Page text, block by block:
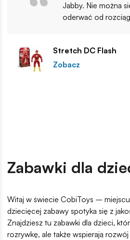
Jabby. Nie można
oderwać od
Stretch DC Flash
Zobacz
Zabawki dla
Witaj w świecie CobiToys –
dziecięcej zabawy spotyka się z
Znajdziesz tu zabawki dla dzieci,
rozrywkę, ale także wspierają